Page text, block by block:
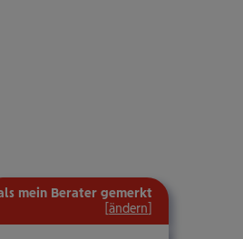
mein Berater gemerkt
[ändern